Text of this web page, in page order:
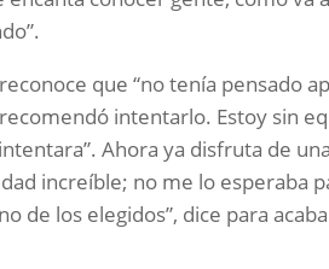
reconoce que “no tenía pensado
intentarlo. Estoy sin
Ahora ya disfruta de
increíble; no me lo esperaba
de los elegidos”, dice para